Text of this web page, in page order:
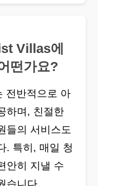
Villas에
떤가요?
전반적으로 아
하며, 친절한
들의 서비스도
. 특히, 매일 청
안히 지낼 수